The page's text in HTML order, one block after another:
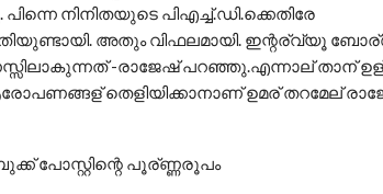
നിനിതയുടെ പിഎച്ച്.ഡി.ക്കെതിരേ
അതും വിഫലമായി. ഇന്റര്വ്യൂ
-രാജേഷ് പറഞ്ഞു.എന്നാല് താന്
തെളിയിക്കാനാണ് ഉമര് തറമേല്
പോസ്റ്റിന്റെ പൂര്ണ്ണരൂപം